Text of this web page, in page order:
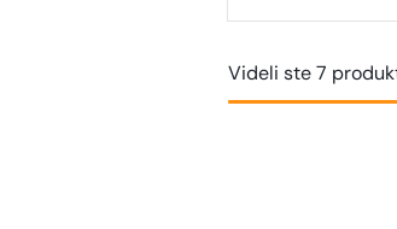
Videli ste 7